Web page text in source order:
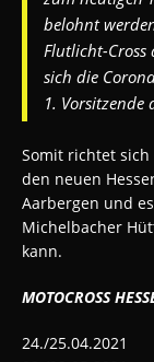
belohnt
Flutlicht-Cross
sich die
1. Vorsitzende
Somit richtet
den neuen
Aarbergen und
Michelbacher
kann.
MOTOCROSS
24./25.04.2021